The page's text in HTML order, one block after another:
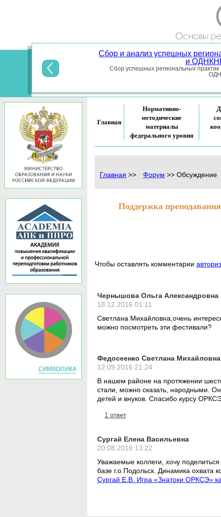
Сбор и анализ успешных
и
Сбор успешных региональных
Главная
Нормативно-
методические
материалы
федерального уровня
Главная >> Форум >> Обсуждение
Поддержка
Чтобы оставлять комментарии
Чернышова Ольга Александровна
18.12.2016 01:11
Светлана Михайловна,очень
можно посмотреть эти фестивали?
Федосеенко Светлана
12.09.2016 21:24
В нашем районе на протяжении
стали, можно сказать, народными.
детей и внуков. Спасибо курсу
1 ответ
Сургай Елена Васильевна
20.08.2016 13:22
Уважаемые коллеги, хочу
базе г.о.Подольск. Динамика
Сургай Е.В. Игра «Знатоки ОРКСЭ»